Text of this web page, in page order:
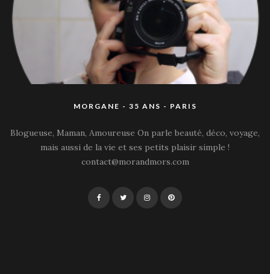
MORGANE - 35 ANS - PARIS
Blogueuse, Maman, Amoureuse On parle beauté, déco, voyage,
mais aussi de la vie et ses petits plaisir simple !
contact@morandmors.com